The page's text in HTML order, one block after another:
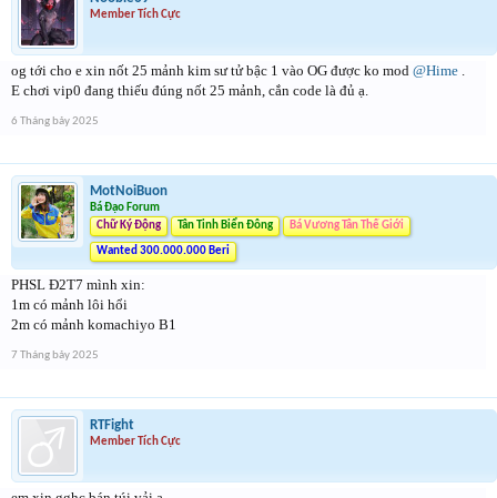
Member Tích Cực
og tới cho e xin nốt 25 mảnh kim sư tử bậc 1 vào OG được ko mod @Hime .
E chơi vip0 đang thiếu đúng nốt 25 mảnh, cắn code là đủ ạ.
6 Tháng bảy 2025
MotNoiBuon
Bá Đạo Forum
Chữ Ký Động
Tân Tinh Biển Đông Bá Vương Tân Thế Giới
Wanted 300.000.000 Beri
PHSL Đ2T7 mình xin:
1m có mảnh lôi hổi
2m có mảnh komachiyo B1
7 Tháng bảy 2025
RTFight
Member Tích Cực